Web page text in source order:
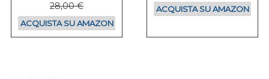
28,00 €
ACQUISTA SU AMAZON
ACQUISTA SU AMAZON